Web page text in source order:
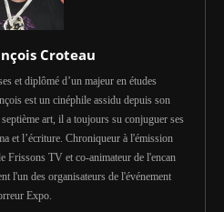
Croteau
et diplômé d’un majeur en études
est un cinéphile assidu depuis son
art, il a toujours su conjuguer ses
et l’écriture. Chroniqueur à l'émission
Frissons TV et co-animateur de l'encan
l'un des organisateurs de l'événement
Expo.